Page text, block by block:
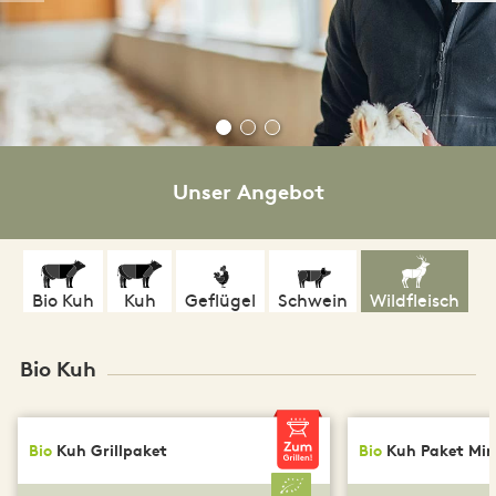
Unser Angebot
Bio Kuh Kuh Geflügel Schwein Wildfleisch
Bio Kuh
Bio Kuh Grillpaket Bio Kuh Paket